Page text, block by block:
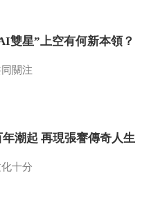
2010-01-22 07:57:52
话说光污染（二）
雙星”上空有何新本領？
關注
年潮起 再現張謇傳奇人生
十分